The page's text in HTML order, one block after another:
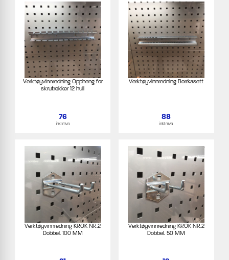
Verktøyvinnredning Oppheng for
skrutrekker 12 hull
76
inkl mva
Verktøyvinnredning Borrkasett
88
inkl mva
Verktøyvinnredning KROK NR.2
Dobbel. 100 MM
Verktøyvinnredning KROK NR.2
Dobbel. 50 MM